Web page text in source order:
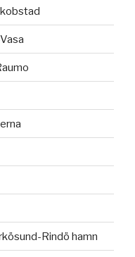
Rindö hamn